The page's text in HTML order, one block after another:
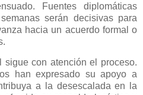
Fuentes diplomáticas
serán decisivas para
hacia un acuerdo formal o
sigue con atención el proceso.
han expresado su apoyo a
a la desescalada en la